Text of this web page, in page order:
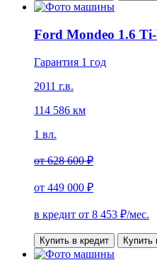
Ford Mondeo 1.6
Гарантия 1 год
2011 г.в.
114 586 км
1 вл.
от628 600 ₽
от 449 000 ₽
в кредит от 8 453 ₽/мес.
Купить в кредит Купить